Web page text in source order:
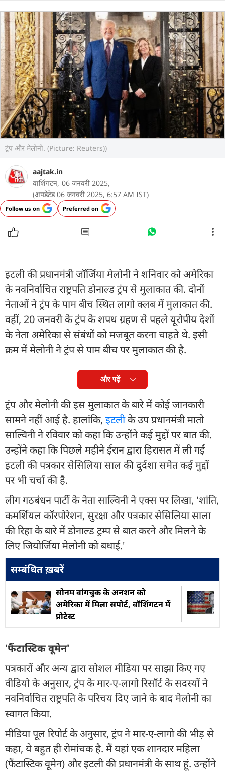
ट्रंप और मेलोनी. (Picture: Reuters))
aajtak.in
वाशिंगटन, 06 जनवरी 2025,
(अपडेटेड 06 जनवरी 2025, 6:57 AM IST)
Follow us on Preferred on
इटली की प्रधानमंत्री जॉर्जिया मेलोनी ने शनिवार को अमेरिका
के नवनिर्वाचित राष्ट्रपति डोनाल्ड ट्रंप से मुलाकात की. दोनों
नेताओं ने ट्रंप के पाम बीच स्थित लागो क्लब में मुलाकात की.
वहीं, 20 जनवरी के ट्रंप के शपथ ग्रहण से पहले यूरोपीय देशों
के नेता अमेरिका से संबंधों को मजबूत करना चाहते थे. इसी
क्रम में मेलोनी ने ट्रंप से पाम बीच पर मुलाकात की है.
और पढ़ें
ट्रंप और मेलोनी की इस मुलाकात के बारे में कोई जानकारी
सामने नहीं आई है. हालांकि, इटलीके उप प्रधानमंत्री मातो
साल्विनी ने रविवार को कहा कि उन्होंने कई मुद्दों पर बात की.
उन्होंने कहा कि पिछले महीने ईरान द्वारा हिरासत में ली गईं
इटली की पत्रकार सेसिलिया साल की दुर्दशा समेत कई मुद्दों
पर भी चर्चा की है.
लीग गठबंधन पार्टी के नेता साल्विनी ने एक्स पर लिखा, 'शांति,
कमर्शियल कॉरपोरेशन, सुरक्षा और पत्रकार सेसिलिया साला
की रिहा के बारे में डोनाल्ड ट्रम्प से बात करने और मिलने के
लिए जियोर्जिया मेलोनी को बधाई.'
सम्बंधित ख़बरें
सोनम वांगचुक के अनशन को
अमेरिका में मिला सपोर्ट, वॉशिंगटन में
प्रोटेस्ट
'फैंटास्टिक वूमेन'
पत्रकारों और अन्य द्वारा सोशल मीडिया पर साझा किए गए
वीडियो के अनुसार, ट्रंप के मार-ए-लागो रिसॉर्ट के सदस्यों ने
नवनिर्वाचित राष्ट्रपति के परिचय दिए जाने के बाद मेलोनी का
स्वागत किया.
मीडिया पूल रिपोर्ट के अनुसार, ट्रंप ने मार-ए-लागो की भीड़ से
कहा, ये बहुत ही रोमांचक है. मैं यहां एक शानदार महिला
(फैंटास्टिक वूमेन) और इटली की प्रधानमंत्री के साथ हूं. उन्होंने